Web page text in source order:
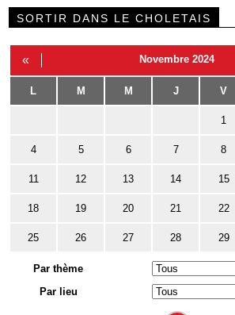
SORTIR DANS LE CHOLETAIS
« Novembre 2024
L M M J V
1
4 5 6 7 8
11 12 13 14 15
18 19 20 21 22
25 26 27 28 29
Par thème
Par lieu